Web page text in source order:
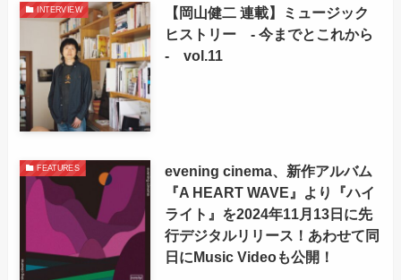
INTERVIEW
【岡山健二 連載】ミュージック
ヒストリー - 今までとこれから
- vol.11
FEATURES
evening cinema、新作アルバム
『A HEART WAVE』より『ハイ
ライト』を2024年11月13日に先
行デジタルリリース！あわせて同
日にMusic Videoも公開！